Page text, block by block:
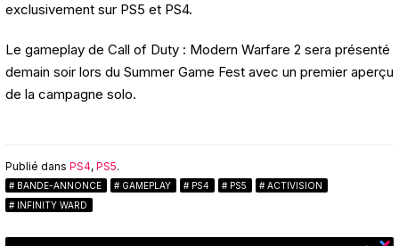
exclusivement sur PS5 et PS4.
Le gameplay de Call of Duty : Modern Warfare 2 sera présenté
demain soir lors du Summer Game Fest avec un premier aperçu
de la campagne solo.
Publié dans PS4, PS5.
BANDE-ANNONCE GAMEPLAY PS4 PS5
ACTIVISION
INFINITY WARD